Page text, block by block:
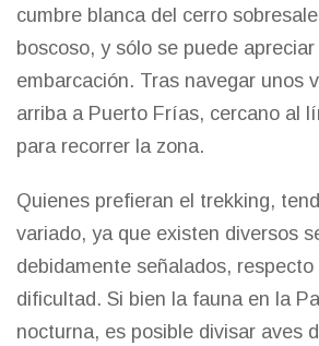
cumbre blanca del cerro
boscoso, y sólo se puede
embarcación. Tras navegar unos
arriba a Puerto Frías, cercano al
para recorrer la zona.
Quienes prefieran el trekking,
variado, ya que existen diversos
debidamente señalados,
dificultad. Si bien la fauna en la
nocturna, es posible divisar aves